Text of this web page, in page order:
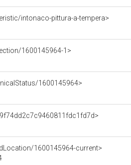
intonaco-pittura-a-tempera>
1600145964-1>
1600145964>
1600145964-current>